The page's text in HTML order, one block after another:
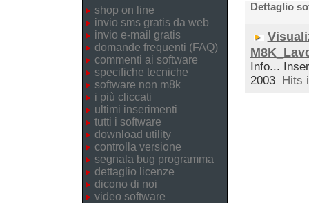
shop on line
invio sms gratis da web
invio e-mail gratis
domande frequenti (FAQ)
commenti ai software
specifiche tecniche
software non m8k
i più cliccati
ultimi inserimenti
tutti i software
download utility
controlla versione
segnala bug programma
dettaglio licenze
dicono di noi
video software
Dettaglio
Info...
2003
Hits